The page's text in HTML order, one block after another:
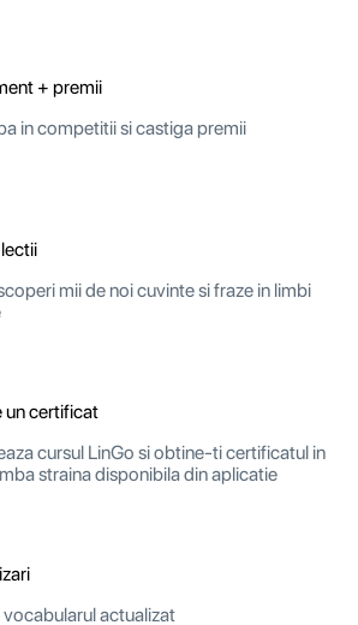
+ premii
in competitii si castiga premii
mii de noi cuvinte si fraze in limbi
un certificat
cursul LinGo si obtine-ti certificatul in
straina disponibila din aplicatie
actualizat